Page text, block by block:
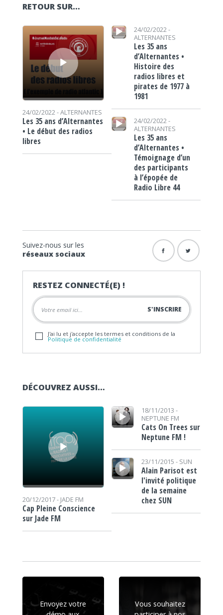
RETOUR SUR…
Lecteur audio
24/02/2022 -ALTERNANTES
Les 35 ans d’Alternantes
• Le début des radios
libres
Lecteur audio
24/02/2022 -
ALTERNANTES
Les 35 ans
d’Alternantes •
Histoire des
radios libres et
pirates de 1977 à
1981
Lecteur audio
24/02/2022 -
ALTERNANTES
Les 35 ans
d’Alternantes •
Témoignage d’un
des participants
à l’épopée de
Radio Libre 44
Suivez-nous sur les
réseaux sociaux
RESTEZ CONNECTÉ(E) !
J'ai lu et j'accepte les termes et conditions de la
Politique de confidentialité
DÉCOUVREZ AUSSI…
Lecteur audio
20/12/2017 - JADE FM
Cap Pleine Conscience
sur Jade FM
Lecteur audio18/11/2013 -
NEPTUNE FM
Cats On Trees sur
Neptune FM !
Lecteur audio
23/11/2015 - SUN
Alain Parisot est
l'invité politique
de la semaine
chez SUN
Envoyez votre
Vous souhaitez